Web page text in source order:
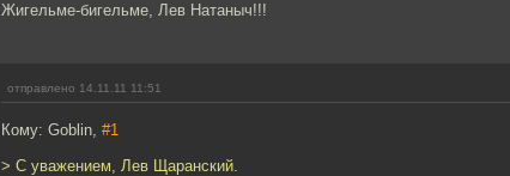
Жигельме-бигельме, Лев Натаныч!!!
отправлено 14.11.11 11:51
Кому: Goblin, #1
> С уважением, Лев Щаранский.